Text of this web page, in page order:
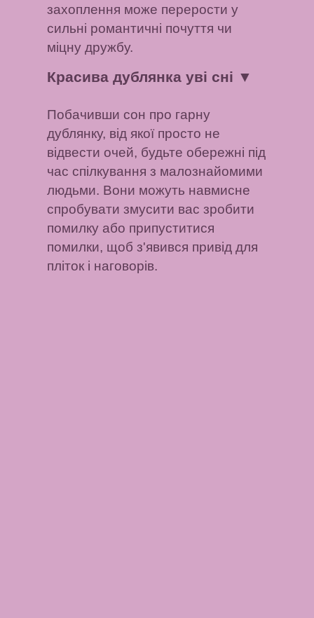
захоплення може перерости у
сильні романтичні почуття чи
міцну дружбу.
Красива дублянка уві сні ▼
Побачивши сон про гарну
дублянку, від якої просто не
відвести очей, будьте обережні під
час спілкування з малознайомими
людьми. Вони можуть навмисне
спробувати змусити вас зробити
помилку або припуститися
помилки, щоб з'явився привід для
пліток і наговорів.